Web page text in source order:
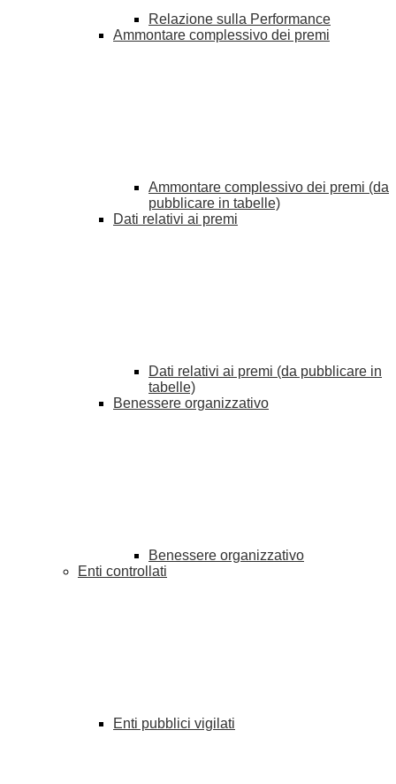
Relazione sulla Performance
Ammontare complessivo dei premi
Ammontare complessivo dei premi (da
pubblicare in tabelle)
Dati relativi ai premi
Dati relativi ai premi (da pubblicare in
tabelle)
Benessere organizzativo
Benessere organizzativo
Enti controllati
Enti pubblici vigilati